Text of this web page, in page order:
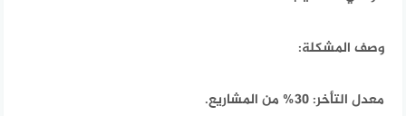
وصف المشكلة:
معدل التأخر: 30% من المشاريع.